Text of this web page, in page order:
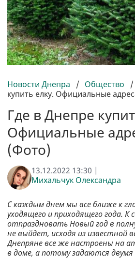
Новости Днепра / Общество /
купить елку. Официальные
Где в Днепре
Официальные
(Фото)
13.12.2022 13:30 |
Михальчук Олександра
С каждым днем мы все ближе к
уходящего и приходящего года. К
отпраздновать Новый год в
не выйдет, исходя из известной
Днепряне все же настроены на
в доме, а потому задаются